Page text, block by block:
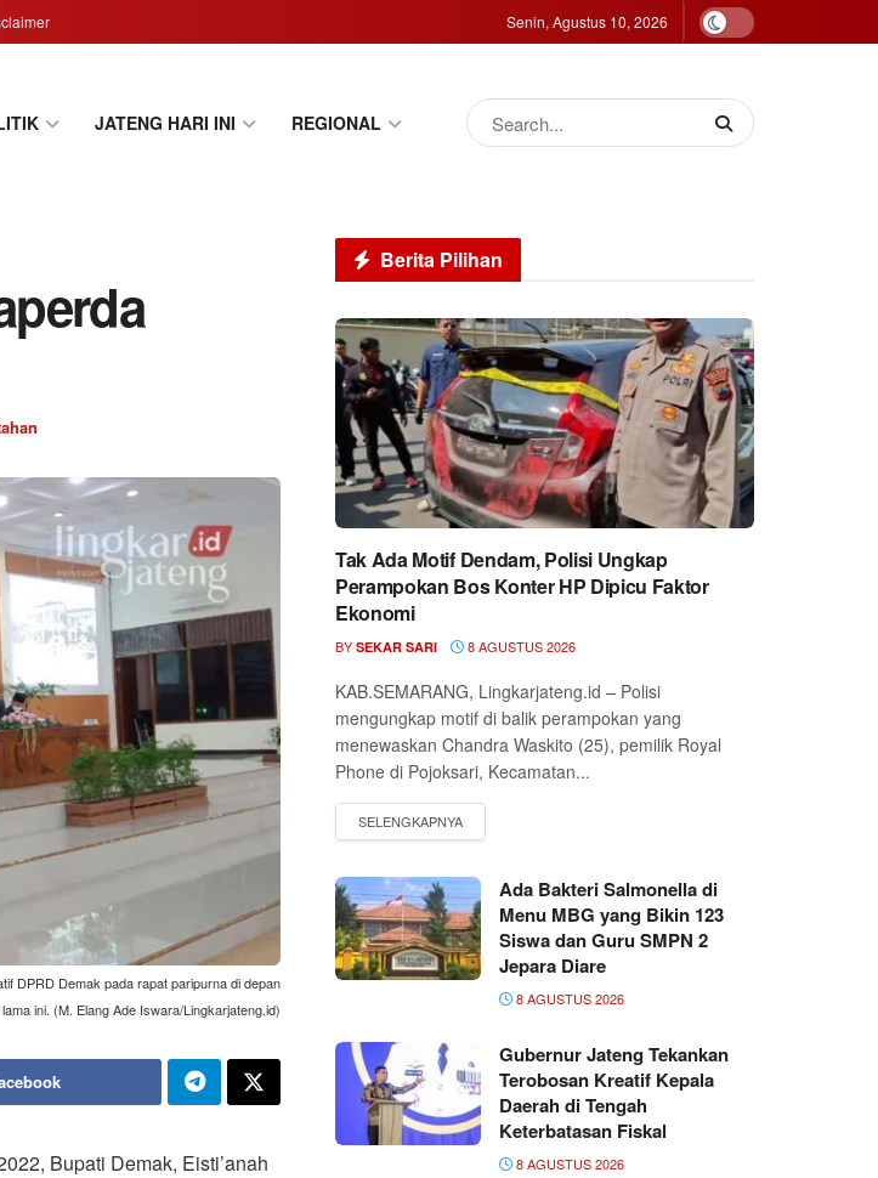
Senin, Agustus 10, 2026
JATENG HARI INI REGIONAL
DPRD Demak pada rapat paripurna di depan
ini. (M. Elang Ade Iswara/Lingkarjateng.id)
Bupati Demak, Eisti’anah
Berita Pilihan
Tak Ada Motif Dendam, Polisi Ungkap
Perampokan Bos Konter HP Dipicu Faktor
Ekonomi
BY SEKAR SARI 8 AGUSTUS 2026
KAB.SEMARANG, Lingkarjateng.id – Polisi
mengungkap motif di balik perampokan yang
menewaskan Chandra Waskito (25), pemilik Royal
Phone di Pojoksari, Kecamatan...
Ada Bakteri Salmonella di
Menu MBG yang Bikin 123
Siswa dan Guru SMPN 2
Jepara Diare
8 AGUSTUS 2026
Gubernur Jateng Tekankan
Terobosan Kreatif Kepala
Daerah di Tengah
Keterbatasan Fiskal
8 AGUSTUS 2026